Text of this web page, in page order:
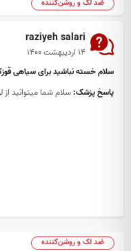
ضد لک و روشن‌کننده
raziyeh salari
۱۴ اردیبهشت ۱۴۰۰
سلام خسته نباشید برای سیاهی
پاسخ پزشک: سلام شما میتوانید
ضد لک و روشن‌کننده